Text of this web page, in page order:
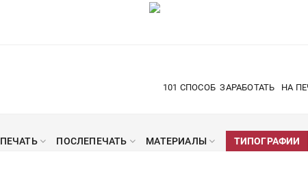
101 СПОСОБ ЗАРАБОТАТЬ НА
ПЕЧАТЬ ПОСЛЕПЕЧАТЬ МАТЕРИАЛЫ ТИПОГРАФИИ